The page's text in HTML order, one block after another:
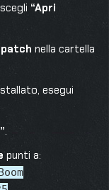
“Apri
patch nella cartella
esegui
.
punti a: